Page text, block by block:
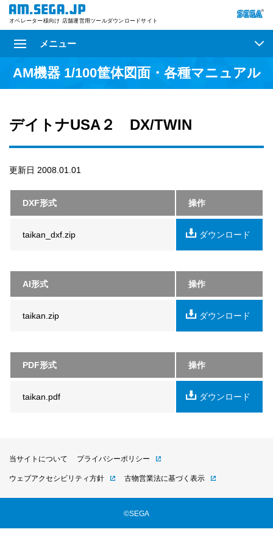
オペレーター様向け 店舗運営用ツールダウンロードサイト
メニュー
AM機器 1/100筐体図面・各種マニュアル
デイトナUSA２ DX/TWIN
更新日 2008.01.01
DXF形式 操作
taikan_dxf.zip ダウンロード
AI形式 操作
taikan.zip ダウンロード
PDF形式 操作
taikan.pdf ダウンロード
当サイトについて プライバシーポリシー
ウェブアクセシビリティ方針 古物営業法に基づく表示
©SEGA